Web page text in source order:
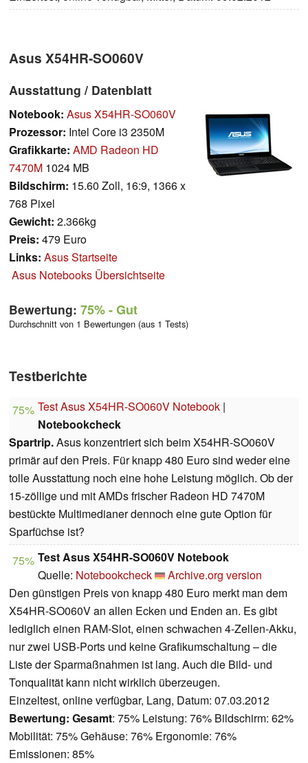
Asus X54HR-SO060V
Ausstattung / Datenblatt
Notebook: Asus X54HR-SO060V
Prozessor: Intel Core i3 2350M
Grafikkarte: AMD Radeon HD
7470M 1024 MB
Bildschirm: 15.60 Zoll, 16:9, 1366 x
768 Pixel
Gewicht: 2.366kg
Preis: 479 Euro
Links: Asus Startseite
Asus Notebooks Übersichtseite
Bewertung: 75%- Gut
Durchschnitt von 1 Bewertungen (aus 1 Tests)
Testberichte
75% Test Asus X54HR-SO060V Notebook |
Notebookcheck
Spartrip.Asus konzentriert sich beim X54HR-SO060V
primär auf den Preis. Für knapp 480 Euro sind weder eine
tolle Ausstattung noch eine hohe Leistung möglich. Ob der
15-zöllige und mit AMDs frischer Radeon HD 7470M
bestückte Multimedianer dennoch eine gute Option für
Sparfüchse ist?
75% Test Asus X54HR-SO060V Notebook
Quelle: Notebookcheck
Archive.org version
Den günstigen Preis von knapp 480 Euro merkt man dem
X54HR-SO060V an allen Ecken und Enden an. Es gibt
lediglich einen RAM-Slot, einen schwachen 4-Zellen-Akku,
nur zwei USB-Ports und keine Grafikumschaltung – die
Liste der Sparmaßnahmen ist lang. Auch die Bild- und
Tonqualität kann nicht wirklich überzeugen.
Einzeltest, online verfügbar, Lang, Datum: 07.03.2012
Bewertung: Gesamt: 75% Leistung: 76% Bildschirm: 62%
Mobilität: 75% Gehäuse: 76% Ergonomie: 76%
Emissionen: 85%